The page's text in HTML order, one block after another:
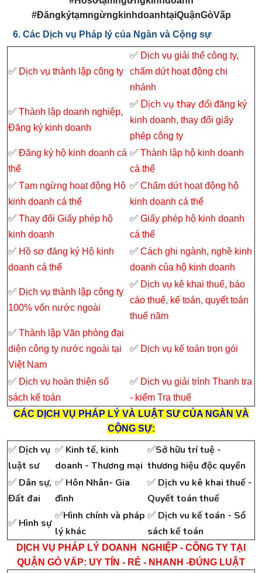
#ĐăngkýtạmngừngkinhdoanhtạiQuậnGòVấp
6. Các Dịch vụ Pháp lý của Ngàn và Cộng sự
✅ Dịch vụ thành lập công ty
✅ Dịch vụ giải thể công ty,
chấm dứt hoạt động chi
nhánh
✅ Thành lập doanh nghiệp,
Đăng ký kinh doanh
✅ Dịch vụ thay đổi đăng ký
kinh doanh, thay đổi giấy
phép công ty
✅ Đăng ký hộ kinh doanh cá
thể
✅ Thành lập hộ kinh doanh
cá thể
✅ Tạm ngừng hoạt động Hộ
kinh doanh cá thể
✅ Chấm dứt hoạt động hộ
kinh doanh cá thể
✅ Thay đổi Giấy phép hộ
kinh doanh
✅ Giấy phép hộ kinh doanh
cá thể
✅ Hồ sơ đăng ký Hộ kinh
doanh cá thể
✅ Cách ghi ngành, nghề kinh
doanh của hộ kinh doanh
✅ Dịch vụ thành lập công ty
100% vốn nước ngoài
✅ Dịch vụ kê khai thuế, báo
cáo thuế, kế toán, quyết toán
thuế năm
✅ Thành lập Văn phòng đại
diện công ty nước ngoài tại
Việt Nam
✅ Dịch vụ kế toán trọn gói
✅ Dịch vụ hoàn thiện sổ
sách kế toán
✅ Dịch vụ giải trình Thanh tra
- kiểm Tra thuế
CÁC DỊCH VỤ PHÁP LÝ VÀ LUẬT SƯ CỦA NGÀN VÀ
CỘNG SỰ:
✅ Dịch vụ
luật sư
✅ Kinh tế, kinh
doanh - Thương mại
✅Sở hữu trí tuệ -
thương hiệu độc quyền
✅ Dân sự,
Đất đai
✅ Hôn Nhân- Gia
đình
✅ Dịch vu kê khai thuế -
Quyết toán thuế
✅ Hình sự
✅Hình chính và pháp
lý khác
✅ Dịch vu kế toán - Sổ
sách kế toán
DỊCH VỤ PHÁP LÝ DOANH NGHIỆP - CÔNG TY TẠI
QUẬN GÒ VẤP: UY TÍN - RẺ - NHANH -ĐÚNG LUẬT